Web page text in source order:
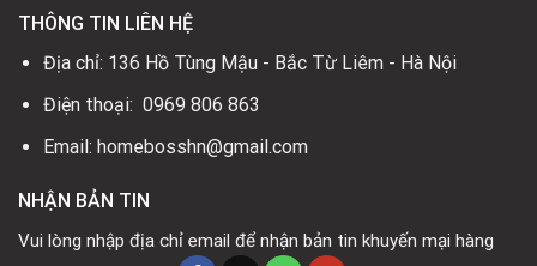
THÔNG TIN LIÊN HỆ
Địa chỉ: 136 Hồ Tùng Mậu - Bắc Từ Liêm - Hà Nội
Điện thoại: 0969 806 863
Email: homebosshn@gmail.com
NHẬN BẢN TIN
Vui lòng nhập địa chỉ email để nhận bản tin khuyến mại hàng